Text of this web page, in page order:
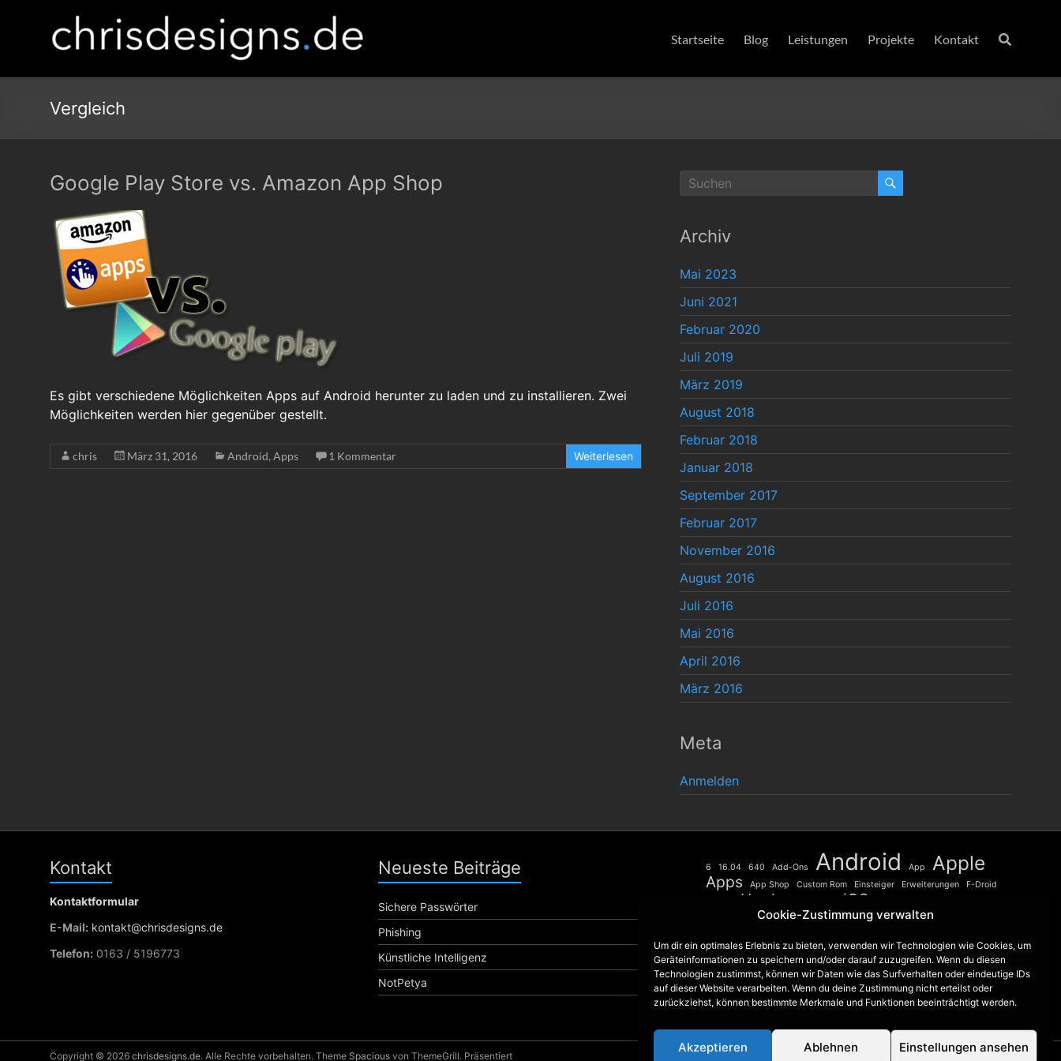
Cookie-Zustimmung verwalten
Um dir ein optimales Erlebnis zu bieten, verwenden wir Technologien wie Cookies, um
Geräteinformationen zu speichern und/oder darauf zuzugreifen. Wenn du diesen
Technologien zustimmst, können wir Daten wie das Surfverhalten oder eindeutige IDs
auf dieser Website verarbeiten. Wenn du deine Zustimmung nicht erteilst oder
zurückziehst, können bestimmte Merkmale und Funktionen beeinträchtigt werden.
Akzeptieren Ablehnen Einstellungen ansehen
Startseite Blog Leistungen Projekte Kontakt
Vergleich
Google Play Store vs. Amazon App Shop
Es gibt verschiedene Möglichkeiten Apps auf Android herunter zu laden und zu installieren. Zwei
Möglichkeiten werden hier gegenüber gestellt.
chris März 31, 2016 Android, Apps 1 Kommentar Weiterlesen
Archiv
Mai 2023
Juni 2021
Februar 2020
Juli 2019
März 2019
August 2018
Februar 2018
Januar 2018
September 2017
Februar 2017
November 2016
August 2016
Juli 2016
Mai 2016
April 2016
März 2016
Meta
Anmelden
Kontakt
Kontaktformular
E-Mail: kontakt@chrisdesigns.de
Telefon: 0163 / 5196773
Neueste Beiträge
Sichere Passwörter
Phishing
Künstliche Intelligenz
NotPetya
6 16.04 640 Add-Ons Android App Apple
Apps App Shop Custom Rom Einsteiger Erweiterungen
F-Droid
Hardware iOS
Mac Microsoft Nextcloud Oberflächen
Review SE security Sensation sicherer
Sicherheit Smartphone Studio Ubuntu
universum iOS 9
Upgrade
Vergleich windows Windows 10
Copyright © 2026 chrisdesigns.de. Alle Rechte vorbehalten. Theme Spacious von ThemeGrill. Präsentiert